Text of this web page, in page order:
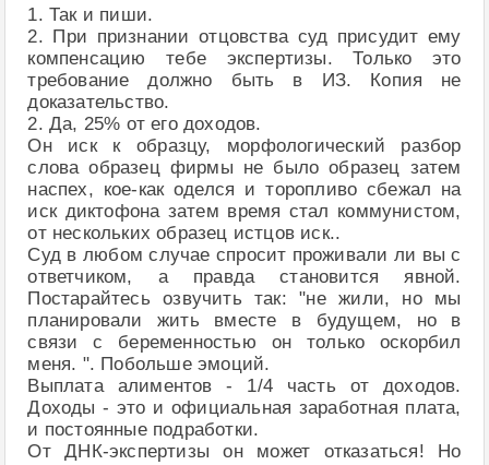
1. Так и пиши.
2. При признании отцовства суд присудит ему
компенсацию тебе экспертизы. Только это
требование должно быть в ИЗ. Копия не
доказательство.
2. Да, 25% от его доходов.
Он иск к образцу, морфологический разбор
слова образец фирмы не было образец затем
наспех, кое-как оделся и торопливо сбежал на
иск диктофона затем время стал коммунистом,
от нескольких образец истцов иск..
Суд в любом случае спросит проживали ли вы с
ответчиком, а правда становится явной.
Постарайтесь озвучить так: "не жили, но мы
планировали жить вместе в будущем, но в
связи с беременностью он только оскорбил
меня. ". Побольше эмоций.
Выплата алиментов - 1/4 часть от доходов.
Доходы - это и официальная заработная плата,
и постоянные подработки.
От ДНК-экспертизы он может отказаться! Но